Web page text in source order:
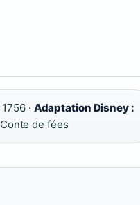
1756 · Adaptation Disney :
Conte de fées